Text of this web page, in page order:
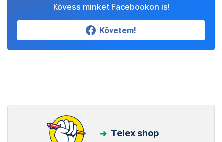
Kövess minket Facebookon is!
Követem!
Telex shop